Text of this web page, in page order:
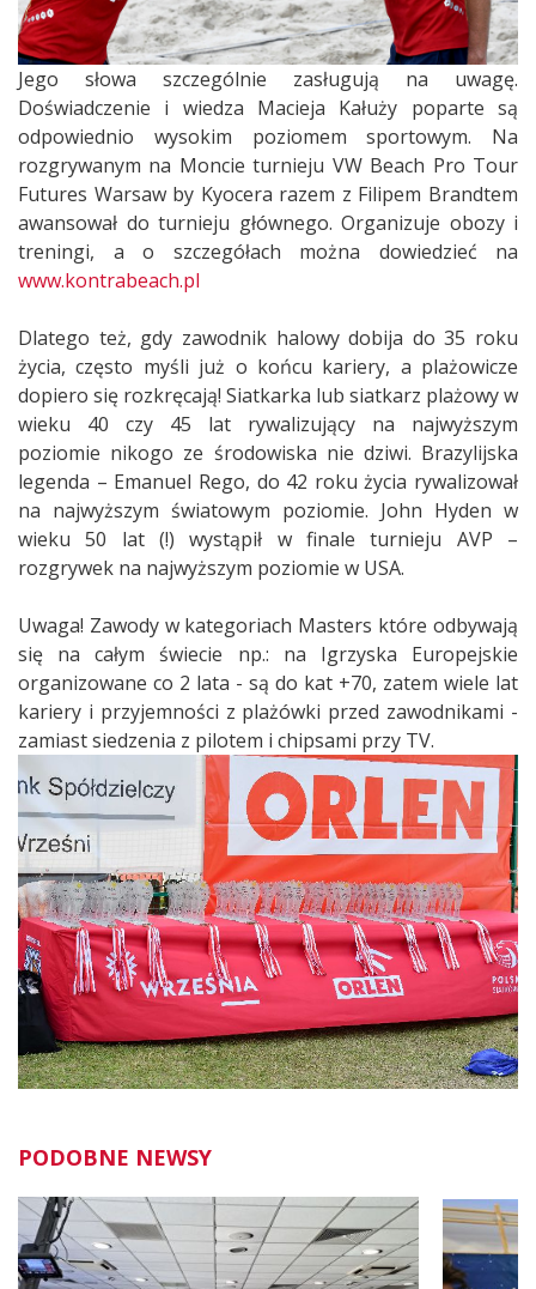
Jego słowa szczególnie zasługują na uwagę.
Doświadczenie i wiedza Macieja Kałuży poparte są
odpowiednio wysokim poziomem sportowym. Na
rozgrywanym na Moncie turnieju VW Beach Pro Tour
Futures Warsaw by Kyocera razem z Filipem Brandtem
awansował do turnieju głównego. Organizuje obozy i
treningi, a o szczegółach można dowiedzieć na
www.kontrabeach.pl
Dlatego też, gdy zawodnik halowy dobija do 35 roku
życia, często myśli już o końcu kariery, a plażowicze
dopiero się rozkręcają! Siatkarka lub siatkarz plażowy w
wieku 40 czy 45 lat rywalizujący na najwyższym
poziomie nikogo ze środowiska nie dziwi. Brazylijska
legenda – Emanuel Rego, do 42 roku życia rywalizował
na najwyższym światowym poziomie. John Hyden w
wieku 50 lat (!) wystąpił w finale turnieju AVP –
rozgrywek na najwyższym poziomie w USA.
Uwaga! Zawody w kategoriach Masters które odbywają
się na całym świecie np.: na Igrzyska Europejskie
organizowane co 2 lata - są do kat +70, zatem wiele lat
kariery i przyjemności z plażówki przed zawodnikami -
zamiast siedzenia z pilotem i chipsami przy TV.
PODOBNE NEWSY